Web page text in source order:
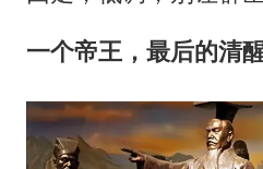
一个帝王，最后的清